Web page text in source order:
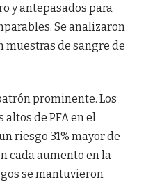
y antepasados para
Se analizaron
muestras de sangre de
prominente. Los
de PFA en el
riesgo 31% mayor de
cada aumento en la
se mantuvieron